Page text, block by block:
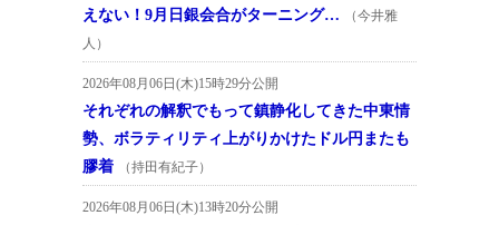
えない！9月日銀会合がターニング…
（今井雅
人）
2026年08月06日(木)15時29分公開
それぞれの解釈でもって鎮静化してきた中東情
勢、ボラティリティ上がりかけたドル円またも
膠着
（持田有紀子）
2026年08月06日(木)13時20分公開